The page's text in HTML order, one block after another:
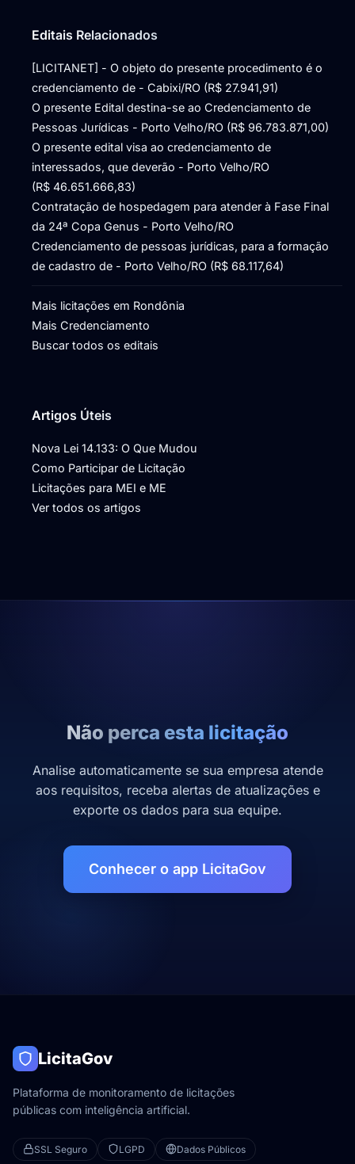
Editais Relacionados
[LICITANET] - O objeto do presente procedimento é o
credenciamento de - Cabixi/RO (R$ 27.941,91)
O presente Edital destina-se ao Credenciamento de
Pessoas Jurídicas - Porto Velho/RO (R$ 96.783.871,00)
O presente edital visa ao credenciamento de
interessados, que deverão - Porto Velho/RO
(R$ 46.651.666,83)
Contratação de hospedagem para atender à Fase Final
da 24ª Copa Genus - Porto Velho/RO
Credenciamento de pessoas jurídicas, para a formação
de cadastro de - Porto Velho/RO (R$ 68.117,64)
Mais licitações em Rondônia
Mais Credenciamento
Buscar todos os editais
Artigos Úteis
Nova Lei 14.133: O Que Mudou
Como Participar de Licitação
Licitações para MEI e ME
Ver todos os artigos
Não perca esta licitação
Analise automaticamente se sua empresa atende
aos requisitos, receba alertas de atualizações e
exporte os dados para sua equipe.
Conhecer o app LicitaGov
LicitaGov
Plataforma de monitoramento de licitações
públicas com inteligência artificial.
SSL Seguro LGPD Dados Públicos